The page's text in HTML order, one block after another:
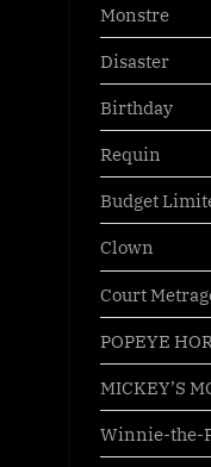
Monstre
Disaster
Birthday
Requin
Budget
Clown
Court
POPEYE
MICKEY’S
Winnie-the-